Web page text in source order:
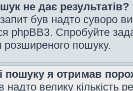
не дає результатів?
був надто суворо
phpBB3. Спробуйте
пошуку.
пошуку я отримав
велику кількість